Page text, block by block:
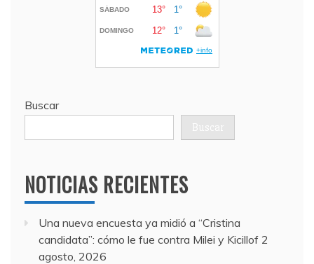
Buscar
Buscar
NOTICIAS RECIENTES
Una nueva encuesta ya midió a “Cristina
candidata”: cómo le fue contra Milei y Kicillof 2
agosto, 2026